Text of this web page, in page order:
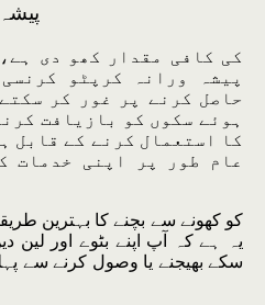
4.
پیشہ ورانہ کرپٹو
حاصل کرنے پر غور کر
ہوئے سکوں کو بازیافت
کا استعمال کرنے کے قابل
عام طور پر اپنی خدمات
یہ ہے کہ آپ اپنے بٹوے اور لین
سکے بھیجنے یا وصول کرنے سے